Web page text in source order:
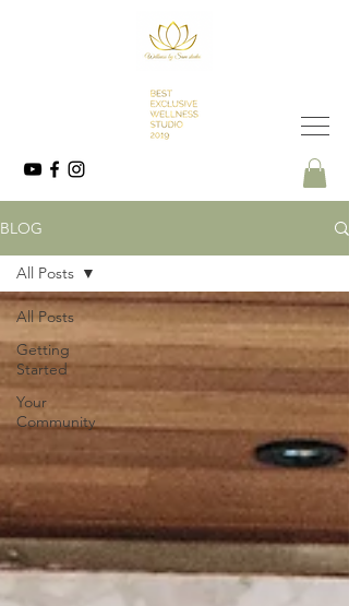
BLOG
All Posts
Getting
Started
Your
Community
All Posts